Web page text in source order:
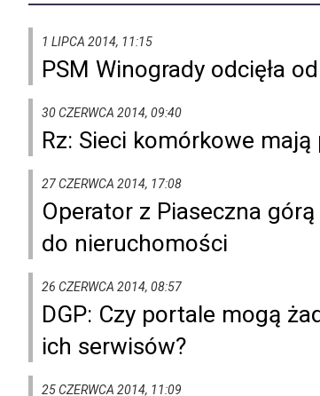
1 LIPCA 2014, 11:15
PSM Winogrady odcięła
30 CZERWCA 2014, 09:40
Rz: Sieci komórkowe
27 CZERWCA 2014, 17:08
Operator z Piaseczna
do nieruchomości
26 CZERWCA 2014, 08:57
DGP: Czy portale mogą
ich serwisów?
25 CZERWCA 2014, 11:09